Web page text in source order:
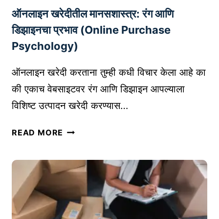
का
य
र
क
आ
हे
?
D
T
A
C
I
ऑनलाइन खरेदीतील मानसशास्त्र: रंग आणि
डिझाइनचा प्रभाव (Online Purchase
Psychology)
ऑनलाइन खरेदी करताना तुम्ही कधी विचार केला आहे का
की एकाच वेबसाइटवर रंग आणि डिझाइन आपल्याला
विशिष्ट उत्पादन खरेदी करण्यास…
READ MORE ऑ
इ
ख
रे